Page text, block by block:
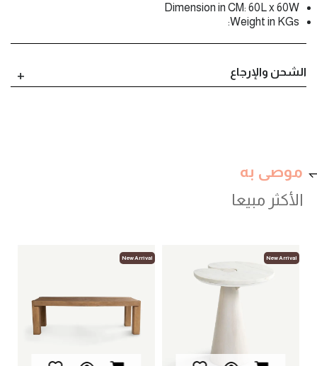
Dimension in CM: 60L x 60W
Weight in KGs:
الشحن والإرجاع
موصى به
New
New Arrival
الأكثر مبيعا